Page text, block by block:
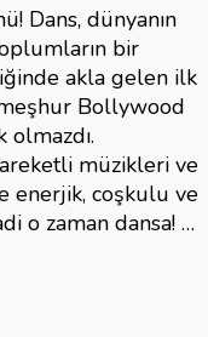
Dans, dünyanın
bir
akla gelen ilk
Bollywood
müzikleri ve
enerjik, coşkulu ve
o zaman dansa! …